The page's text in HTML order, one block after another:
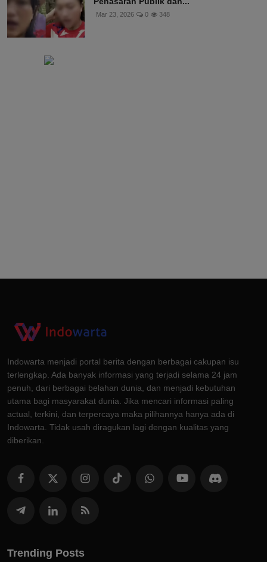
Mar 23, 2026 0 348
Indowarta menjadi portal berita dengan berbagai cakupan isu
terlengkap. Ada banyak informasi yang terjadi selama 24 jam
penuh, dari berbagai belahan dunia, dan menjadi kebutuhan
utama bagi masyarakat dunia. Jika mencari informasi paling
actual, terkini, dan terpercaya maka pilihannya hanya ada di
Indowarta. Tidak usah diragukan lagi dengan kualitas yang
diberikan.
Trending Posts